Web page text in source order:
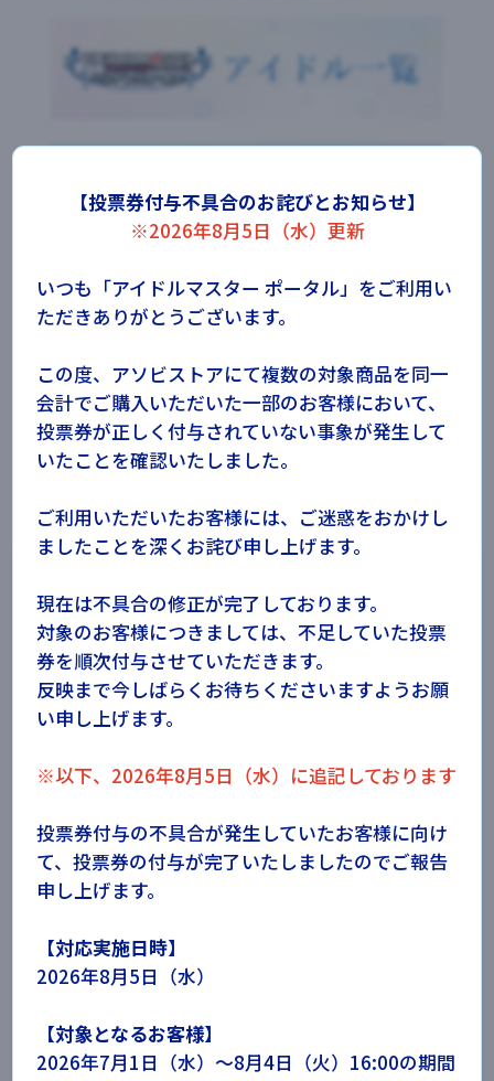
シンデレラガール総選挙2026の
「15th Anniversary
シンデレラガール総選挙2026」
参加規約
・株式会社バンダイナムコエンターテインメント（以下、
当社といいます）は、「15th Anniversary シンデレラガ
ール総選挙2026」（以下、本キャンペーンといいます）
・本キャンペーンへご参加いただくには、アイドルマスタ
・ログインの際は、バンダイナムコIDでの着信認証設定が
必要となります。必ず事前に「バンダイナムコID」の着
信認証設定状況をご確認ください。
・本キャンペーン参加のためアイドルマスター ポータルに
ログインするバンダイナムコIDとASOBI STOREでログ
得した投票券はご利用いただくことができません。アイ
ドルマスター ポータルでログインするバンダイナムコ
IDとASOBI STOREでログインするバンダイナムコIDが
【投票券付与不具合のお詫びとお知らせ】
※2026年8月5日（水）更新
いつも「アイドルマスター ポータル」をご利用い
ただきありがとうございます。
この度、アソビストアにて複数の対象商品を同一
会計でご購入いただいた一部のお客様において、
投票券が正しく付与されていない事象が発生して
いたことを確認いたしました。
ご利用いただいたお客様には、ご迷惑をおかけし
ましたことを深くお詫び申し上げます。
現在は不具合の修正が完了しております。
対象のお客様につきましては、不足していた投票
券を順次付与させていただきます。
反映まで今しばらくお待ちくださいますようお願
い申し上げます。
※以下、2026年8月5日（水）に追記しております
投票券付与の不具合が発生していたお客様に向け
て、投票券の付与が完了いたしましたのでご報告
申し上げます。
【対応実施日時】
2026年8月5日（水）
【対象となるお客様】
2026年7月1日（水）〜8月4日（火）16:00の期間